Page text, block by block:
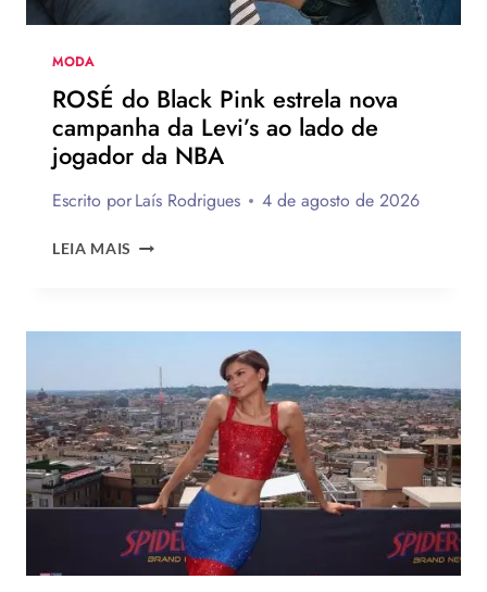
MODA
ROSÉ do Black Pink estrela nova
campanha da Levi’s ao lado de
jogador da NBA
Escrito porLaís Rodrigues 4 de agosto de 2026
LEIA MAIS ROSÉ
ESTRELA
CAMPANHA
DA
LEVI’S
AO
LADO
DE
JOGADOR
DA
NBA